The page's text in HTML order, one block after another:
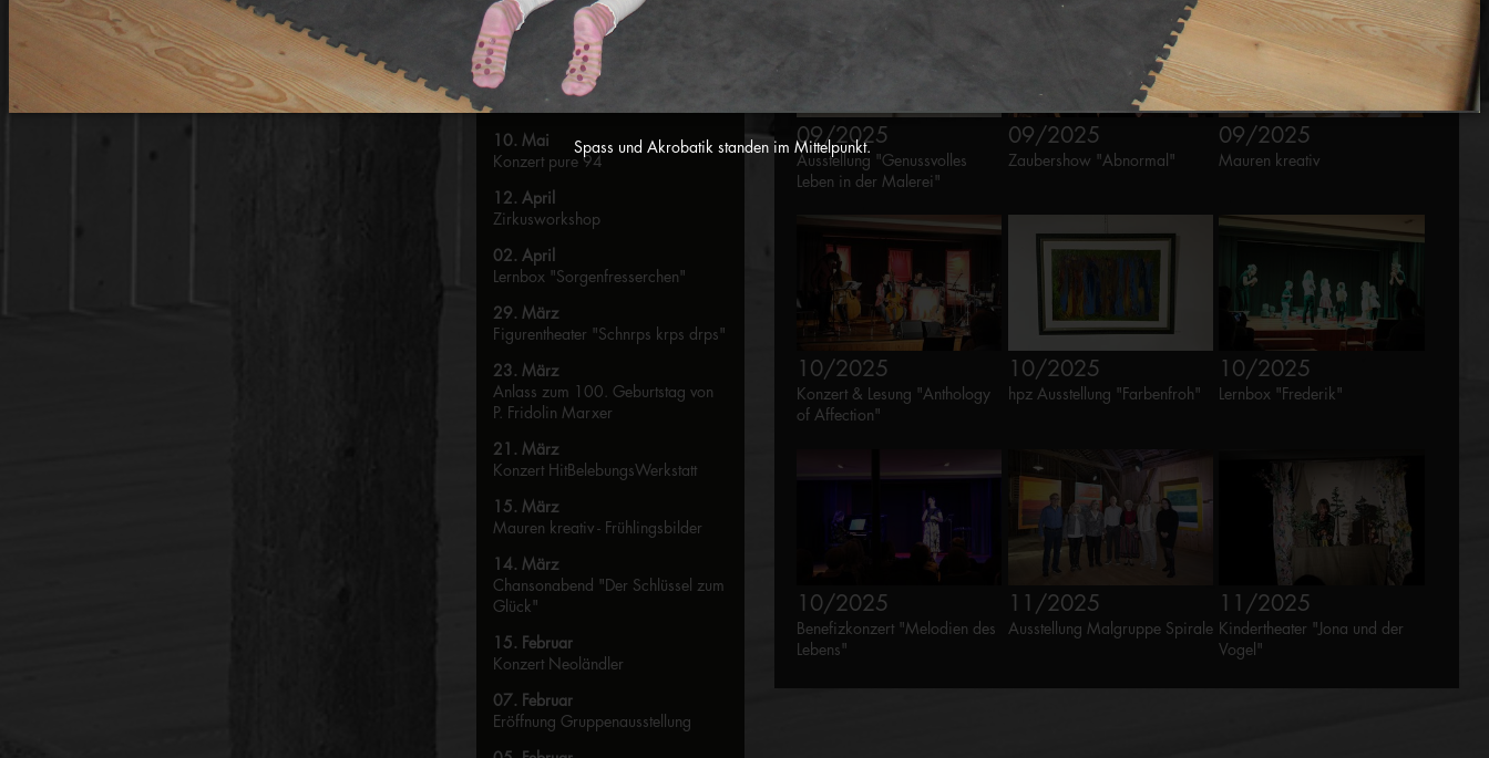
Spass und Akrobatik standen im Mittelpunkt.
17. Mai
Mauren kreativ
14. Mai
Kulturtreff "Vereine stellen sich vor"
10. Mai
Konzert pure 94
12. April
Zirkusworkshop
02. April
Lernbox "Sorgenfresserchen"
29. März
Figurentheater "Schnrps krps drps"
23. März
Anlass zum 100. Geburtstag von
P. Fridolin Marxer
21. März
Konzert HitBelebungsWerkstatt
15. März
Mauren kreativ - Frühlingsbilder
14. März
Chansonabend "Der Schlüssel zum
Glück"
15. Februar
Konzert Neoländler
07. Februar
Eröffnung Gruppenausstellung
09/2025
Ausstellung "Genussvolles
Leben in der Malerei"
09/2025
Zaubershow "Abnormal"
09/2025
Mauren kreativ
10/2025
Konzert & Lesung "Anthology
of Affection"
10/2025
hpz Ausstellung "Farbenfroh"
10/2025
Lernbox "Frederik"
10/2025
Benefizkonzert "Melodien des
Lebens"
11/2025
Ausstellung Malgruppe Spirale
11/2025
Kindertheater "Jona und der
Vogel"